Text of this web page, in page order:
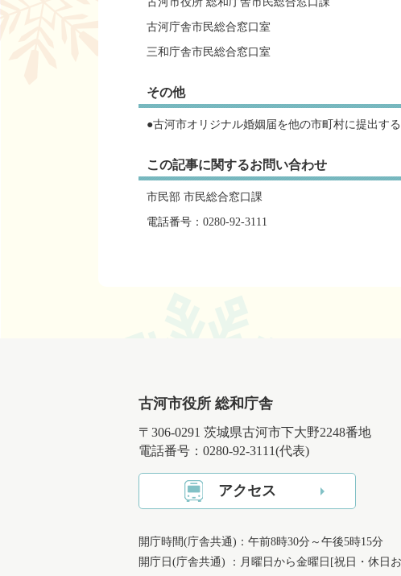
古河庁舎市民総合窓口室
三和庁舎市民総合窓口室
その他
●古河市オリジナル婚姻届を他の市町村に提出する
この記事に関するお問い合わせ
市民部 市民総合窓口課
電話番号：0280-92-3111
古河市役所 総和庁舎
〒306-0291 茨城県古河市下大野2248番地
電話番号：0280-92-3111(代表)
アクセス
開庁時間(庁舎共通)：午前8時30分～午後5時15分
開庁日(庁舎共通) ：月曜日から金曜日[祝日・休日